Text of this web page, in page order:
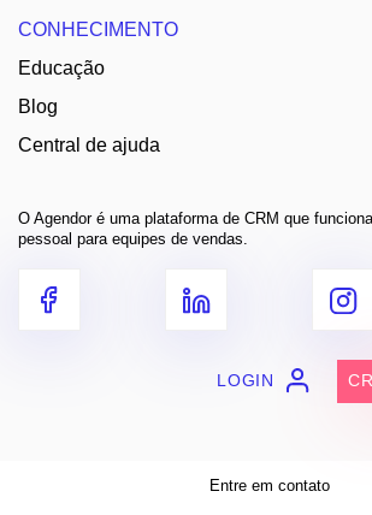
CONHECIMENTO
Educação
Blog
Central de ajuda
O Agendor é uma plataforma de CRM que
pessoal para equipes de vendas.
LOGIN
Entre em contato